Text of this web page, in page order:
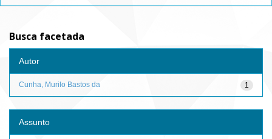
Busca facetada
Autor
1
Cunha, Murilo Bastos da
Assunto